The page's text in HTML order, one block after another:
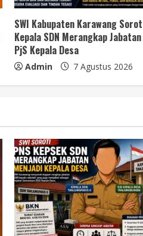
SWI Kabupaten Karawang
Kepala SDN Merangkap
PjS Kepala Desa
Admin 7 Agustus 2026